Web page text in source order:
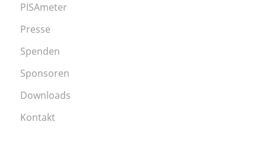
PISAmeter
Presse
Spenden
Sponsoren
Downloads
Kontakt